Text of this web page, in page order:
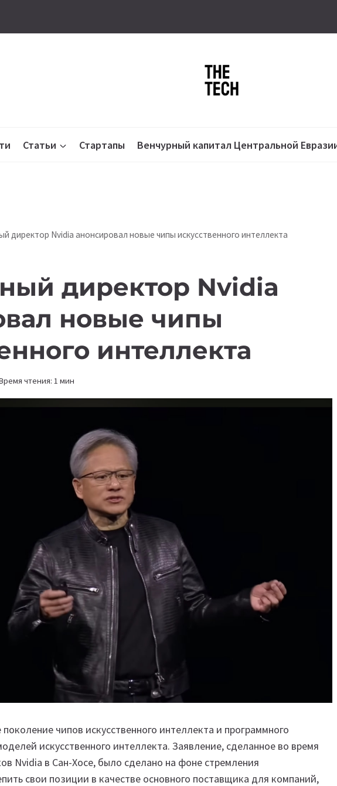
Статьи Стартапы Венчурный капитал Центральной
директор Nvidia анонсировал новые чипы искусственного интеллекта
директор Nvidia
новые чипы
интеллекта
чтения: 1 мин
чипов искусственного интеллекта и программного
искусственного интеллекта. Заявление, сделанное во время
Nvidia в Сан-Хосе, было сделано на фоне стремления
свои позиции в качестве основного поставщика для компаний,